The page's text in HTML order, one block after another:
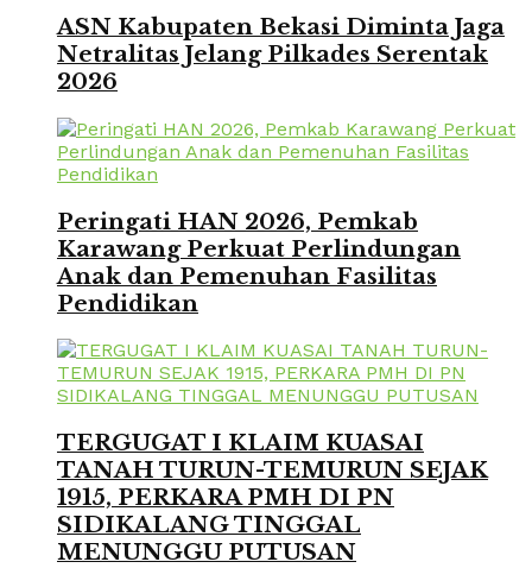
ASN Kabupaten Bekasi Diminta Jaga
Netralitas Jelang Pilkades Serentak
2026
Peringati HAN 2026, Pemkab
Karawang Perkuat Perlindungan
Anak dan Pemenuhan Fasilitas
Pendidikan
TERGUGAT I KLAIM KUASAI
TANAH TURUN-TEMURUN SEJAK
1915, PERKARA PMH DI PN
SIDIKALANG TINGGAL
MENUNGGU PUTUSAN